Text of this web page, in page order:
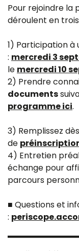
Pour rejoindre la
déroulent en
1) Participation à
: mercredi 3
le mercredi 10
2) Prendre
documents
programme ici.
3) Remplissez
de
4) Entretien
échange pour
parcours
■ Questions et
: